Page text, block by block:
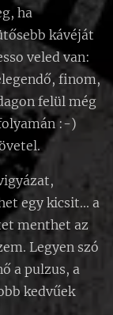
ha
kávéját
veled van:
finom,
felül még
:-)
egy kicsit... a
menthet az
Legyen szó
a pulzus, a
kedvűek